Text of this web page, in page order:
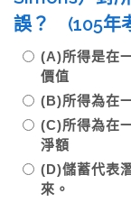
誤？ (105年
(A)所得是在
價值
(B)所得為在
(C)所得為在
淨額
(D)儲蓄代表
來。